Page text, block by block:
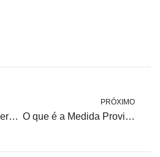
Mercado Livre de Energia: Impactos e Oportunidades da MP 1300
PRÓXIMO
O que é a Medida Provisória (MP 1300) sobre a abertura total do mercado livre de energia